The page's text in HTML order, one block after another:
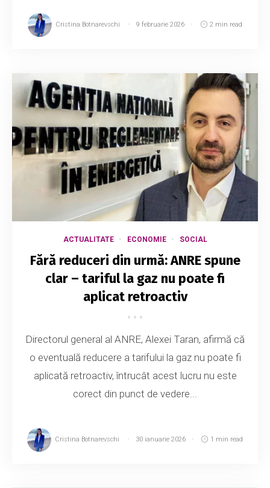
Cristina Botnarevschi 9 februarie 2026 2 min read
ACTUALITATE ECONOMIE SOCIAL
Fără reduceri din urmă: ANRE spune
clar – tariful la gaz nu poate fi
aplicat retroactiv
Directorul general al ANRE, Alexei Taran, afirmă că
o eventuală reducere a tarifului la gaz nu poate fi
aplicată retroactiv, întrucât acest lucru nu este
corect din punct de vedere...
Cristina Botnarevschi 30 ianuarie 2026 1 min read